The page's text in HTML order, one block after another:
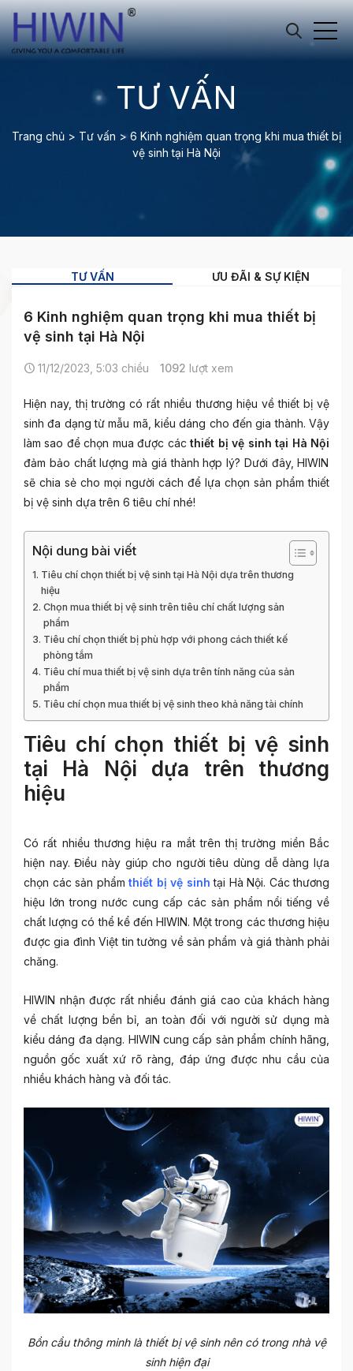
TƯ VẤN
Trang chủ > Tư vấn > 6 Kinh nghiệm quan trọng khi mua thiết bị
vệ sinh tại Hà Nội
TƯ VẤN ƯU ĐÃI & SỰ KIỆN
6 Kinh nghiệm quan trọng khi mua thiết bị
vệ sinh tại Hà Nội
11/12/2023, 5:03 chiều 1092 lượt xem
Hiện nay, thị trường có rất nhiều thương hiệu về thiết bị vệ
sinh đa dạng từ mẫu mã, kiểu dáng cho đến gia thành. Vậy
làm sao để chọn mua được các thiết bị vệ sinh tại Hà Nội
đảm bảo chất lượng mà giá thành hợp lý? Dưới đây, HIWIN
sẽ chia sẻ cho mọi người cách để lựa chọn sản phẩm thiết
bị vệ sinh dựa trên 6 tiêu chí nhé!
Nội dung bài viết
Tiêu chí chọn thiết bị vệ sinh tại Hà Nội dựa trên thương
hiệu
Chọn mua thiết bị vệ sinh trên tiêu chí chất lượng sản
phẩm
Tiêu chí chọn thiết bị phù hợp với phong cách thiết kế
phòng tắm
Tiêu chí mua thiết bị vệ sinh dựa trên tính năng của sản
phẩm
Tiêu chí chọn mua thiết bị vệ sinh theo khả năng tài chính
Tiêu chí chọn thiết bị vệ sinh
tại Hà Nội dựa trên thương
hiệu
Có rất nhiều thương hiệu ra mắt trên thị trường miền Bắc
hiện nay. Điều này giúp cho người tiêu dùng dễ dàng lựa
chọn các sản phẩm thiết bị vệ sinh tại Hà Nội. Các thương
hiệu lớn trong nước cung cấp các sản phẩm nổi tiếng về
chất lượng có thể kể đến HIWIN. Một trong các thương hiệu
được gia đình Việt tin tưởng về sản phẩm và giá thành phải
chăng.
HIWIN nhận được rất nhiều đánh giá cao của khách hàng
về chất lượng bền bỉ, an toàn đối với người sử dụng mà
kiểu dáng đa dạng. HIWIN cung cấp sản phẩm chính hãng,
nguồn gốc xuất xứ rõ ràng, đáp ứng được nhu cầu của
nhiều khách hàng và đối tác.
Bồn cầu thông minh là thiết bị vệ sinh nên có trong nhà vệ
sinh hiện đại